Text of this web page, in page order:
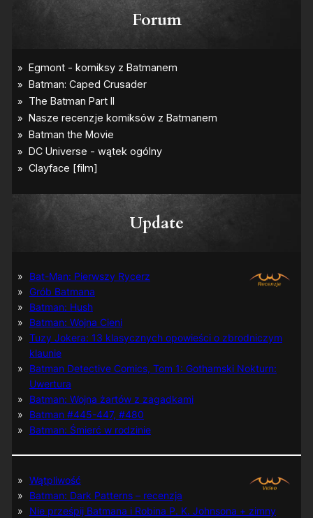
Forum
Update
Bat-Man: Pierwszy Rycerz
Grób Batmana
Batman: Hush
Batman: Wojna Cieni
Tuzy Jokera: 13 klasycznych opowieści o zbrodniczym
klaunie
Batman Detective Comics, Tom 1: Gothamski Nokturn:
Uwertura
Batman: Wojna żartów z zagadkami
Batman #445-447, #480
Batman: Śmierć w rodzinie
Wątpliwość
Batman: Dark Patterns – recenzja
Nie prześpij Batmana i Robina P. K. Johnsona + zimny